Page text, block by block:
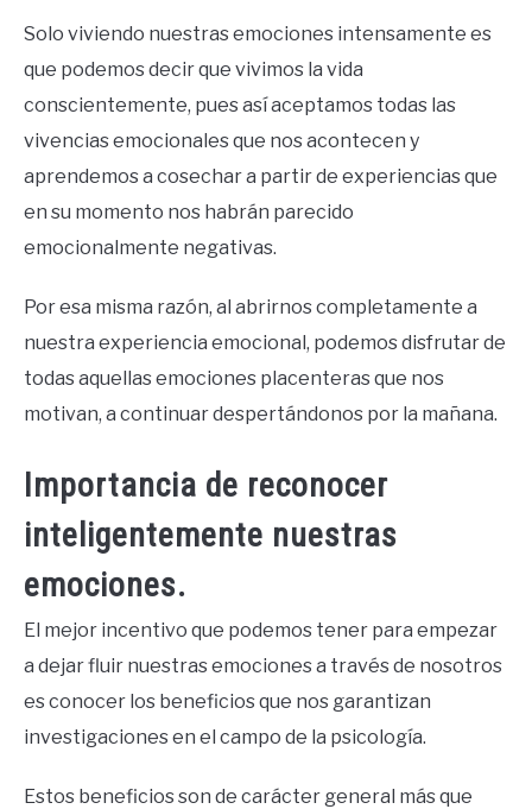
Solo viviendo nuestras emociones intensamente es
que podemos decir que vivimos la vida
conscientemente, pues así aceptamos todas las
vivencias emocionales que nos acontecen y
aprendemos a cosechar a partir de experiencias que
en su momento nos habrán parecido
emocionalmente negativas.
Por esa misma razón, al abrirnos completamente a
nuestra experiencia emocional, podemos disfrutar de
todas aquellas emociones placenteras que nos
motivan, a continuar despertándonos por la mañana.
Importancia de reconocer
inteligentemente nuestras
emociones.
El mejor incentivo que podemos tener para empezar
a dejar fluir nuestras emociones a través de nosotros
es conocer los beneficios que nos garantizan
investigaciones en el campo de la psicología.
Estos beneficios son de carácter general más que